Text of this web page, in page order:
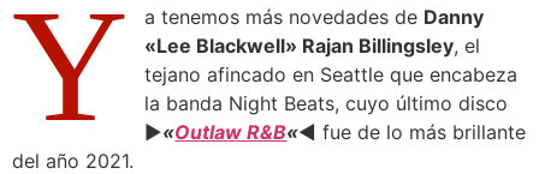
Y a tenemos más novedades de Danny
«Lee Blackwell» Rajan Billingsley, el
tejano afincado en Seattle que encabeza
la banda Night Beats, cuyo último disco
►«Outlaw R&B«◄ fue de lo más brillante
del año 2021.